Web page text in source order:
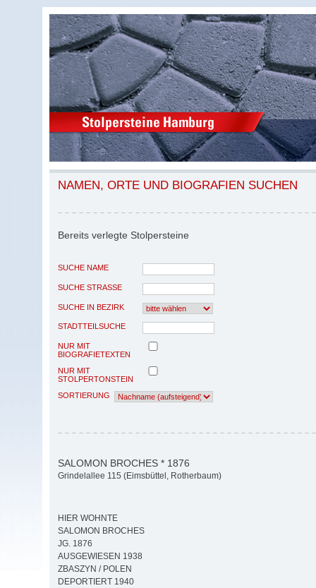
NAMEN, ORTE UND BIOGRAFIEN SUCHEN
Bereits verlegte Stolpersteine
SUCHE NAME
SUCHE STRASSE
SUCHE IN BEZIRK
STADTTEILSUCHE
NUR MIT
BIOGRAFIETEXTEN
NUR MIT
STOLPERTONSTEIN
SORTIERUNG
SALOMON BROCHES * 1876
Grindelallee 115 (Eimsbüttel, Rotherbaum)
HIER WOHNTE
SALOMON BROCHES
JG. 1876
AUSGEWIESEN 1938
ZBASZYN / POLEN
DEPORTIERT 1940